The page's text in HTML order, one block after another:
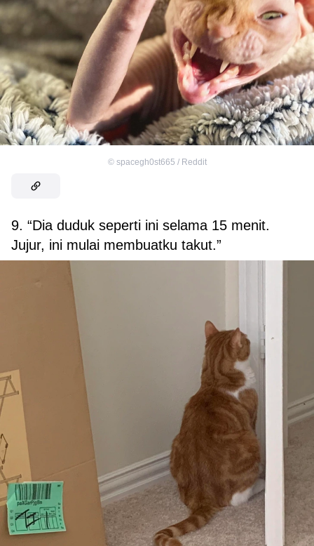
© spacegh0st665 / Reddit
9. “Dia duduk seperti ini selama 15 menit.
Jujur, ini mulai membuatku takut.”